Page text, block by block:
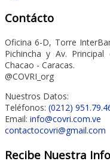
Contácto
Oficina 6-D, Torre
Pichincha y Av.
Chacao - Caracas.
@COVRI_org
Nuestros Datos:
Teléfonos: (0212)
Email: info@covri.com.ve
contactocovri@gmail.com
Recibe Nuestra